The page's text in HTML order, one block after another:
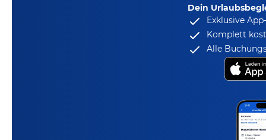
Dein
Exklusive
Komplett
Alle